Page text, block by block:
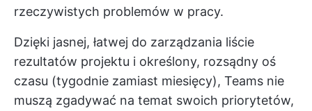
rzeczywistych problemów w pracy.
Dzięki jasnej, łatwej do zarządzania liście
rezultatów projektu i określony, rozsądny oś
czasu (tygodnie zamiast miesięcy), Teams nie
muszą zgadywać na temat swoich priorytetów,